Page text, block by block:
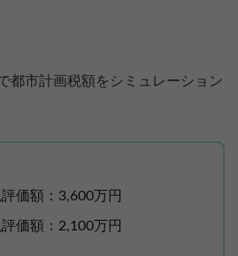
都市計画税額をシミュレーション
価額：3,600万円
価額：2,100万円